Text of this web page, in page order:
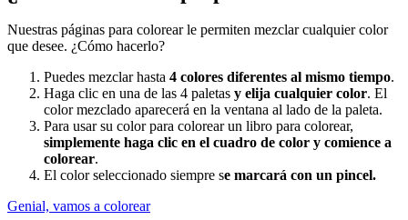
Nuestras páginas para colorear le permiten mezclar cualquier color
que desee. ¿Cómo hacerlo?
Puedes mezclar hasta 4 colores diferentes al mismo tiempo.
Haga clic en una de las 4 paletas y elija cualquier color. El
color mezclado aparecerá en la ventana al lado de la paleta.
Para usar su color para colorear un libro para colorear,
simplemente haga clic en el cuadro de color y comience a
colorear.
El color seleccionado siempre se marcará con un pincel.
Genial, vamos a colorear